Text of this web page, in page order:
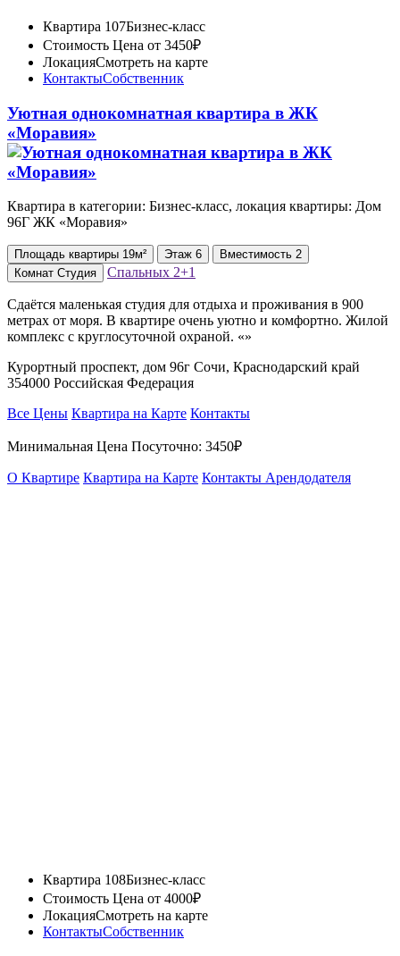
Квартира 107Бизнес-класс
Стоимость Цена от 3450₽
ЛокацияСмотреть на карте
КонтактыСобственник
Уютная однокомнатная квартира в ЖК
«Моравия»
Квартира в категории: Бизнес-класс, локация квартиры: Дом
96Г ЖК «Моравия»
Площадь квартиры 19м² Этаж 6 Вместимость 2
Комнат Студия Спальных 2+1
Сдаётся маленькая студия для отдыха и проживания в 900
метрах от моря. В квартире очень уютно и комфортно. Жилой
комплекс с круглосуточной охраной. «»
Курортный проспект, дом 96г Сочи, Краснодарский край
354000 Российская Федерация
Все Цены Квартира на Карте Контакты
Минимальная Цена Посуточно: 3450₽
О Квартире Квартира на Карте Контакты Арендодателя
Квартира 108Бизнес-класс
Стоимость Цена от 4000₽
ЛокацияСмотреть на карте
КонтактыСобственник